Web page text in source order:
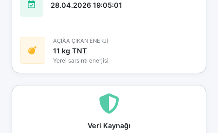
28.04.2026 19:05:01
AÇIÄA ÇIKAN ENERJİ
11 kg TNT
Yerel sarsıntı enerjisi
Veri Kaynağı